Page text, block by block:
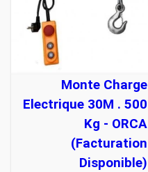
Monte Charge
Electrique 30M . 500
Kg - ORCA
(Facturation
Disponible)